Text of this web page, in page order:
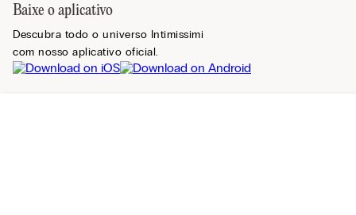
Baixe o aplicativo
Descubra todo o universo Intimissimi
com nosso aplicativo oficial.